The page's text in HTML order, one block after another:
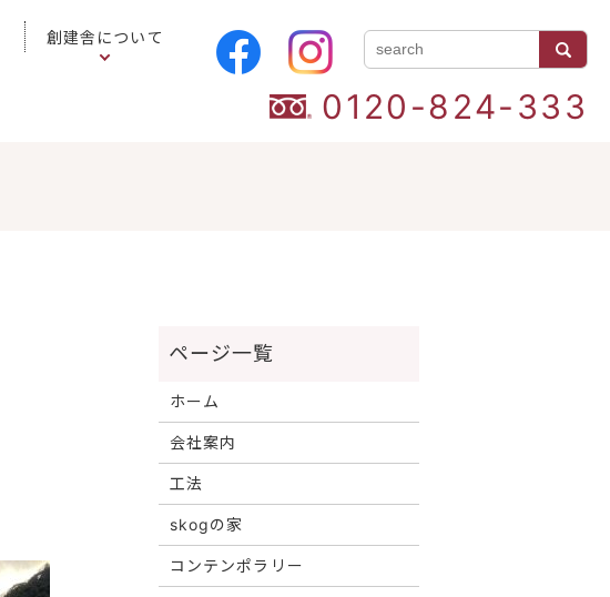
創建舎について
0120-824-333
ホーム
会社案内
工法
skogの家
コンテンポラリー